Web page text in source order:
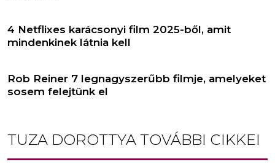
4 Netflixes karácsonyi film 2025-ből, amit
mindenkinek látnia kell
Rob Reiner 7 legnagyszerűbb filmje, amelyeket
sosem felejtünk el
TUZA DOROTTYA TOVÁBBI CIKKEI